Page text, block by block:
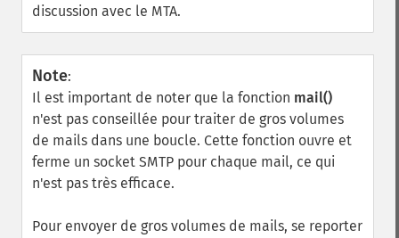
discussion avec le MTA.
Note:
Il est important de noter que la fonction mail()
n'est pas conseillée pour traiter de gros volumes
de mails dans une boucle. Cette fonction ouvre et
ferme un socket SMTP pour chaque mail, ce qui
n'est pas très efficace.
Pour envoyer de gros volumes de mails, se reporter